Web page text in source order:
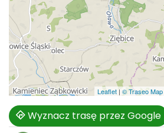
Leaflet | © Traseo Map
Wyznacz trasę przez Google